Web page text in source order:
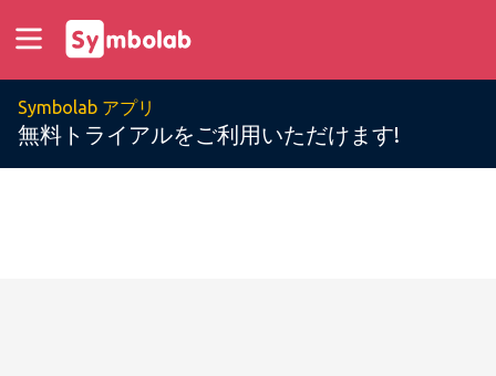
Symbolab アプリ
無料トライアルをご利用いただけます!